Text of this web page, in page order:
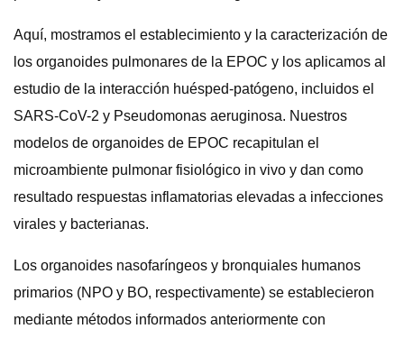
Aquí, mostramos el establecimiento y la caracterización de
los organoides pulmonares de la EPOC y los aplicamos al
estudio de la interacción huésped-patógeno, incluidos el
SARS-CoV-2 y Pseudomonas aeruginosa. Nuestros
modelos de organoides de EPOC recapitulan el
microambiente pulmonar fisiológico in vivo y dan como
resultado respuestas inflamatorias elevadas a infecciones
virales y bacterianas.
Los organoides nasofaríngeos y bronquiales humanos
primarios (NPO y BO, respectivamente) se establecieron
mediante métodos informados anteriormente con